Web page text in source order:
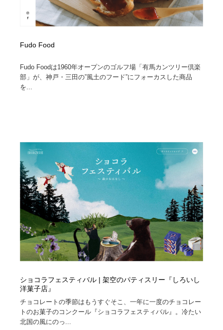
Fudo Food
Fudo Foodは1960年オープンのゴルフ場「有馬カンツリー倶楽
部」が、神戸・三田の”風土のフード”にフォーカスした商品
を...
ショコラフェスティバル | 架空のパティスリー『しろいし
洋菓子店』
チョコレートの季節はもうすぐそこ、一年に一度のチョコレー
トのお菓子のコンクール『ショコラフェスティバル』。冷たい
北国の風にのっ...